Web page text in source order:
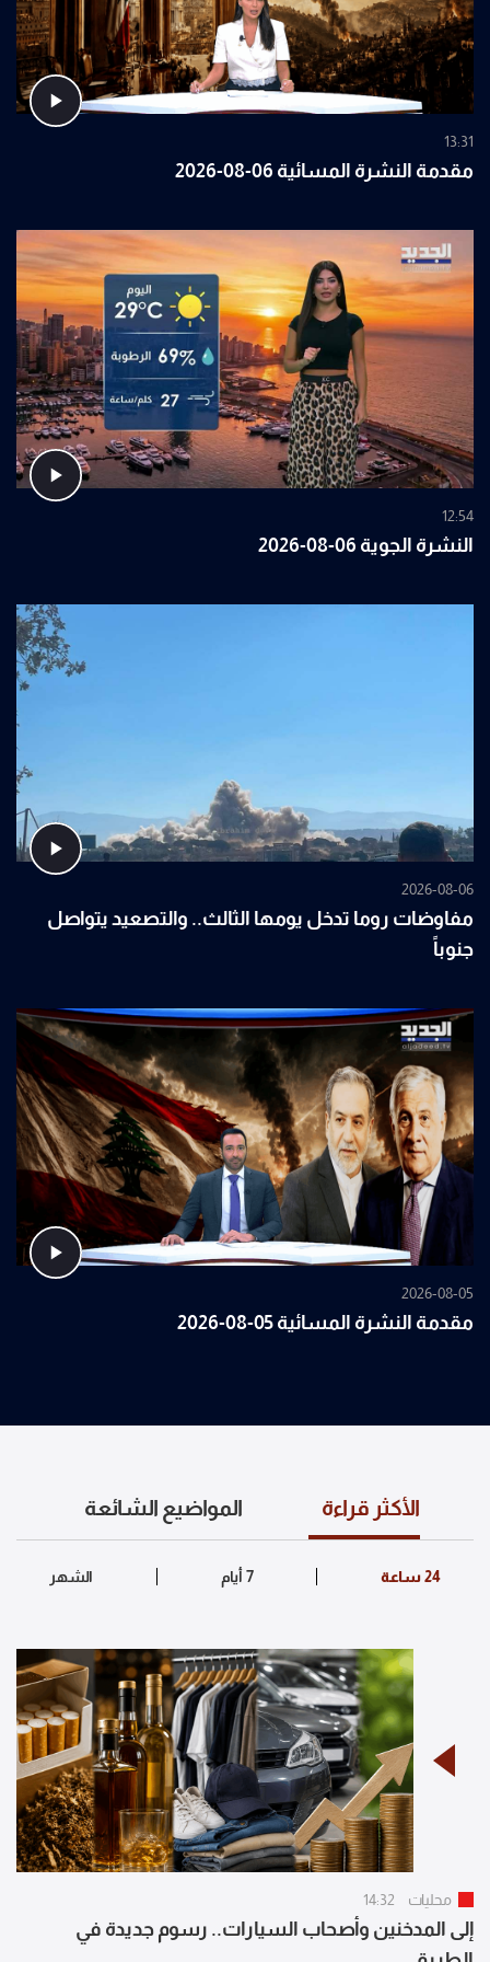
13:31
مقدمة النشرة المسائية 06-08-2026
12:54
النشرة الجوية 06-08-2026
2026-08-06
مفاوضات روما تدخل يومها الثالث.. والتصعيد يتواصل
جنوباً
2026-08-05
مقدمة النشرة المسائية 05-08-2026
الأكثر قراءة المواضيع الشائعة
محليات 14:32
إلى المدخنين وأصحاب السيارات.. رسوم جديدة في